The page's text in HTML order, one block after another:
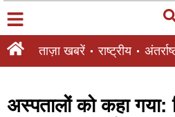
ताज़ा खबरें राष्ट्रीय
अस्पतालों को कहा गया: